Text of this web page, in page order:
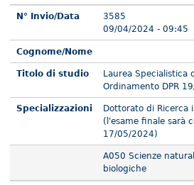
N° Invio/Data
3585
09/04/2024 - 09:45
Cognome/Nome
Titolo di studio
Laurea Specialistica
Ordinamento DPR
Specializzazioni
Dottorato di Ricerca
(l'esame finale sarà
17/05/2024)
A050 Scienze
biologiche